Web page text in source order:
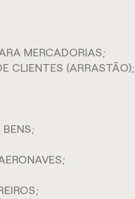
MERCADORIAS;
CLIENTES (ARRASTÃO);